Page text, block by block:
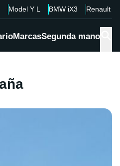
Model Y L BMW iX3 Renault
MarcasSegunda mano